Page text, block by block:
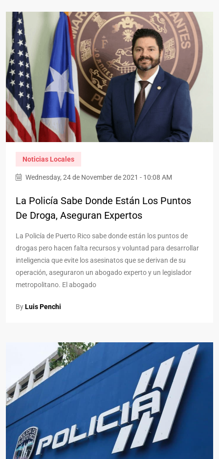
Noticias Locales
Wednesday, 24 de November de 2021 - 10:08 AM
La Policía Sabe Donde Están Los Puntos
De Droga, Aseguran Expertos
La Policía de Puerto Rico sabe donde están los puntos de
drogas pero hacen falta recursos y voluntad para desarrollar
inteligencia que evite los asesinatos que se derivan de su
operación, aseguraron un abogado experto y un legislador
metropolitano. El abogado
ByLuis Penchi